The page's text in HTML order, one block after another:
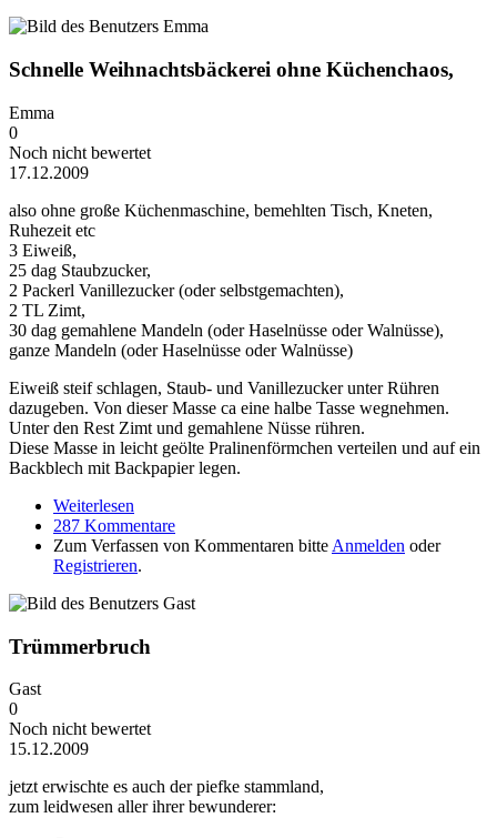
Schnelle Weihnachtsbäckerei ohne Küchenchaos,
Emma
0
Noch nicht bewertet
17.12.2009
also ohne große Küchenmaschine, bemehlten Tisch, Kneten,
Ruhezeit etc
3 Eiweiß,
25 dag Staubzucker,
2 Packerl Vanillezucker (oder selbstgemachten),
2 TL Zimt,
30 dag gemahlene Mandeln (oder Haselnüsse oder Walnüsse),
ganze Mandeln (oder Haselnüsse oder Walnüsse)
Eiweiß steif schlagen, Staub- und Vanillezucker unter Rühren
dazugeben. Von dieser Masse ca eine halbe Tasse wegnehmen.
Unter den Rest Zimt und gemahlene Nüsse rühren.
Diese Masse in leicht geölte Pralinenförmchen verteilen und auf ein
Backblech mit Backpapier legen.
Weiterlesen
Küchenchaos,
287 Kommentare
Zum Verfassen von Kommentaren bitte Anmelden oder
Registrieren.
Trümmerbruch
Gast
0
Noch nicht bewertet
15.12.2009
jetzt erwischte es auch der piefke stammland,
zum leidwesen aller ihrer bewunderer: